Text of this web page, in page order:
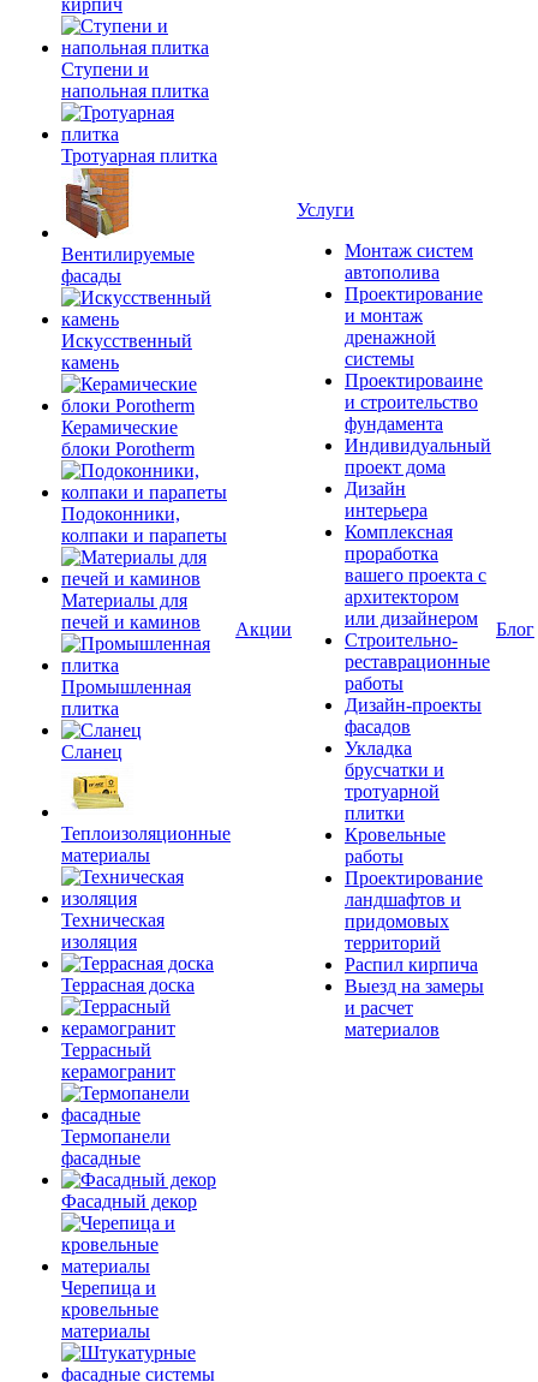
кирпич
Ступени и
напольная плитка
Тротуарная плитка
Вентилируемые
фасады
Искусственный
камень
Керамические
блоки Porotherm
Подоконники,
колпаки и парапеты
Материалы для
печей и каминов
Промышленная
плитка
Сланец
Теплоизоляционные
материалы
Техническая
изоляция
Террасная доска
Террасный
керамогранит
Термопанели
фасадные
Фасадный декор
Черепица и
кровельные
материалы
Акции
Услуги
Монтаж систем
автополива
Проектирование
и монтаж
дренажной
системы
Проектироваине
и строительство
фундамента
Индивидуальный
проект дома
Дизайн
интерьера
Комплексная
проработка
вашего проекта с
архитектором
или дизайнером
Строительно-
реставрационные
работы
Дизайн-проекты
фасадов
Укладка
брусчатки и
тротуарной
плитки
Кровельные
работы
Проектирование
ландшафтов и
придомовых
территорий
Распил кирпича
Выезд на замеры
и расчет
материалов
Блог